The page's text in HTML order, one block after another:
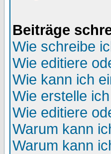
Beiträge
Wie schreibe
Wie editiere
Wie kann ich
Wie erstelle
Wie editiere
Warum kann
Warum kann